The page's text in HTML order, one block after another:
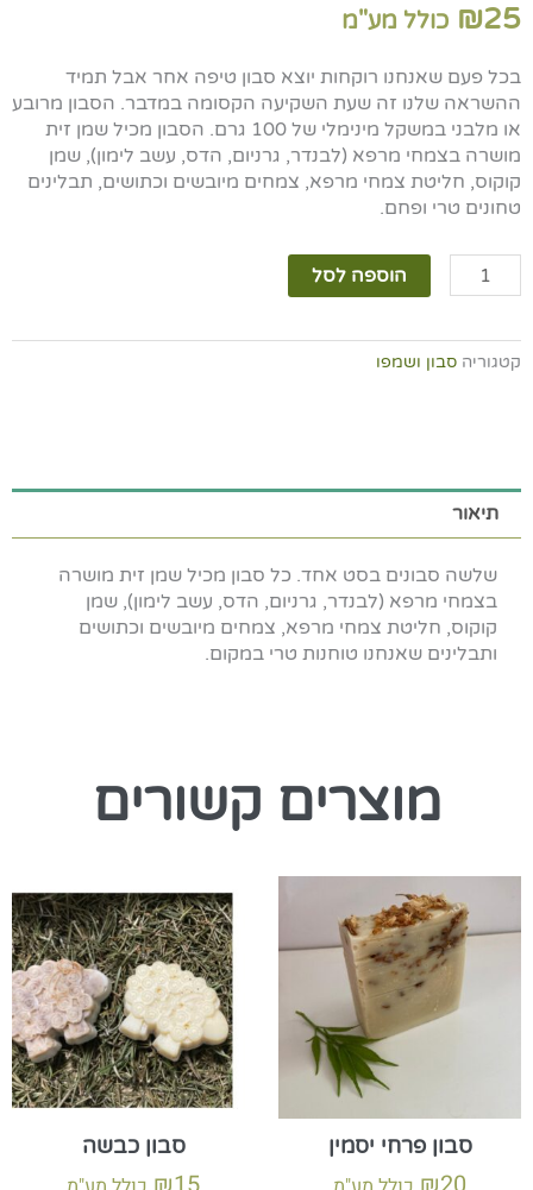
₪25 כולל מע"מ
בכל פעם שאנחנו רוקחות יוצא סבון טיפה אחר אבל תמיד
ההשראה שלנו זה שעת השקיעה הקסומה במדבר. הסבון מרובע
או מלבני במשקל מינימלי של 100 גרם. הסבון מכיל שמן זית
מושרה בצמחי מרפא (לבנדר, גרניום, הדס, עשב לימון), שמן
קוקוס, חליטת צמחי מרפא, צמחים מיובשים וכתושים, תבלינים
טחונים טרי ופחם.
כמות
של
3
סבוני
הוספה לסל
קטגוריה סבון ושמפו
תיאור
שלשה סבונים בסט אחד. כל סבון מכיל שמן זית מושרה
בצמחי מרפא (לבנדר, גרניום, הדס, עשב לימון), שמן
קוקוס, חליטת צמחי מרפא, צמחים מיובשים וכתושים
ותבלינים שאנחנו טוחנות טרי במקום.
מוצרים קשורים
סבון פרחי יסמין סבון כבשה